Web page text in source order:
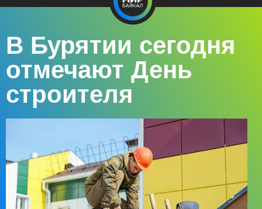
В Бурятии сегодня
отмечают День
строителя